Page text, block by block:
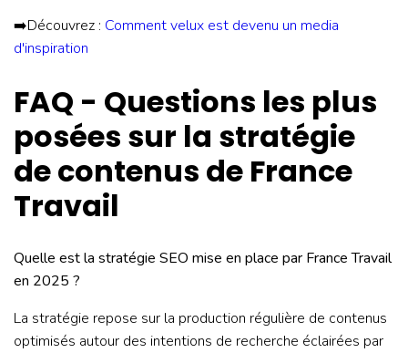
➡️Découvrez : Comment velux est devenu un media
d'inspiration
FAQ - Questions les plus
posées sur la stratégie
de contenus de France
Travail
Quelle est la stratégie SEO mise en place par France Travail
en 2025 ?
La stratégie repose sur la production régulière de contenus
optimisés autour des intentions de recherche éclairées par